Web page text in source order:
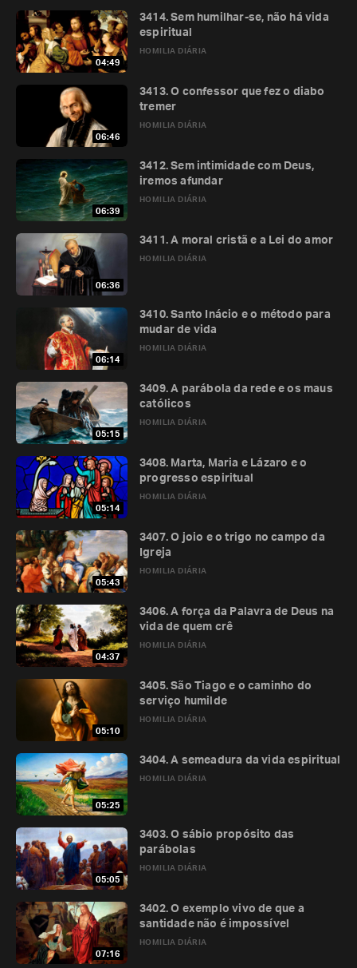
04:49
HOMILIA DIÁRIA
3414. Sem humilhar-se, não há vida
espiritual
06:46
HOMILIA DIÁRIA
3413. O confessor que fez o diabo
tremer
06:39
HOMILIA DIÁRIA
3412. Sem intimidade com Deus,
iremos afundar
06:36
HOMILIA DIÁRIA
3411. A moral cristã e a Lei do amor
06:14
HOMILIA DIÁRIA
3410. Santo Inácio e o método para
mudar de vida
05:15
HOMILIA DIÁRIA
3409. A parábola da rede e os maus
católicos
05:14
HOMILIA DIÁRIA
3408. Marta, Maria e Lázaro e o
progresso espiritual
05:43
HOMILIA DIÁRIA
3407. O joio e o trigo no campo da
Igreja
04:37
HOMILIA DIÁRIA
3406. A força da Palavra de Deus na
vida de quem crê
05:10
HOMILIA DIÁRIA
3405. São Tiago e o caminho do
serviço humilde
05:25
HOMILIA DIÁRIA
3404. A semeadura da vida espiritual
05:05
HOMILIA DIÁRIA
3403. O sábio propósito das
parábolas
07:16
HOMILIA DIÁRIA
3402. O exemplo vivo de que a
santidade não é impossível